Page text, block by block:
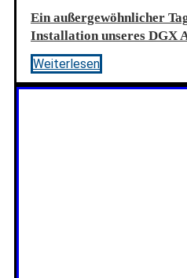
Ein außergewöhnlicher
Installation unseres DGX
Weiterlesen